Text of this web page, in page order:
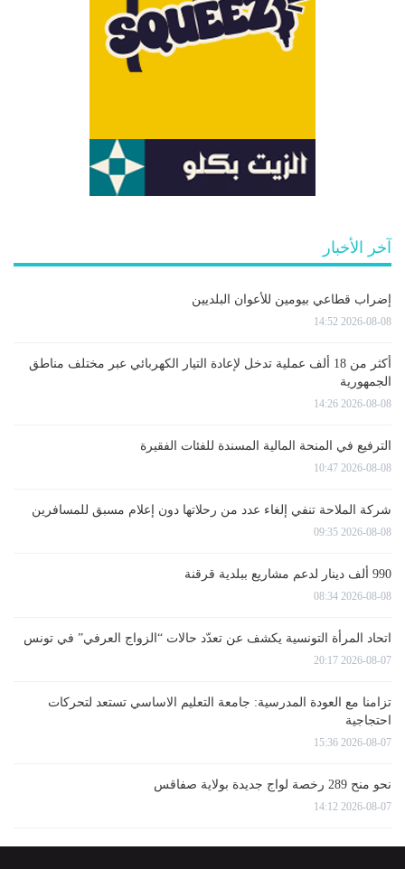
آخر الأخبار
إضراب قطاعي بيومين للأعوان البلديين
2026-08-08 14:52
أكثر من 18 ألف عملية تدخل لإعادة التيار الكهربائي عبر مختلف مناطق
الجمهورية
2026-08-08 14:26
الترفيع في المنحة المالية المسندة للفئات الفقيرة
2026-08-08 10:47
شركة الملاحة تنفي إلغاء عدد من رحلاتها دون إعلام مسبق للمسافرين
2026-08-08 09:35
990 ألف دينار لدعم مشاريع ببلدية قرقنة
2026-08-08 08:34
اتحاد المرأة التونسية يكشف عن تعدّد حالات “الزواج العرفي” في تونس
2026-08-07 20:17
تزامنا مع العودة المدرسية: جامعة التعليم الاساسي تستعد لتحركات
احتجاجية
2026-08-07 15:36
نحو منح 289 رخصة لواج جديدة بولاية صفاقس
2026-08-07 14:12